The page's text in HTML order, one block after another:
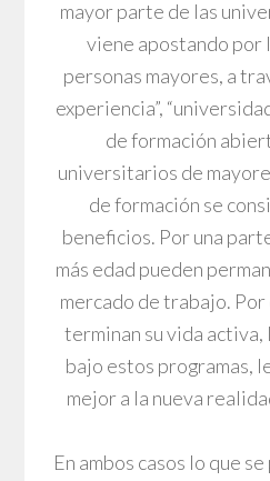
mayor parte de las
viene apostando por
personas mayores, a
experiencia”,
de formación
universitarios de
de formación se
beneficios. Por una
más edad pueden
mercado de trabajo.
terminan su vida
bajo estos programas,
mejor a la nueva
En ambos casos lo que